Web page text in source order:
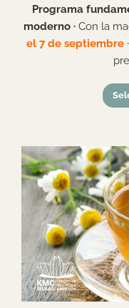
Programa
moderno · Con la
el 7 de septiembre ·